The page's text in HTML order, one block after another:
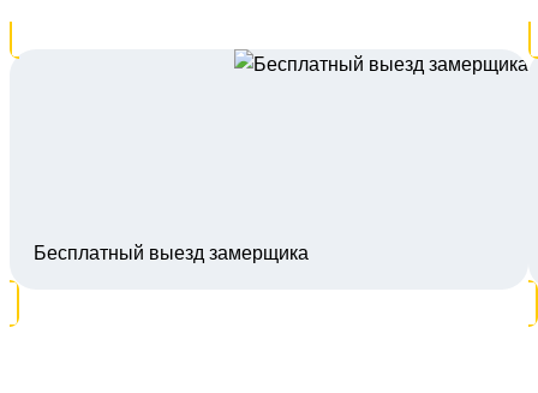
Бесплатный выезд замерщика